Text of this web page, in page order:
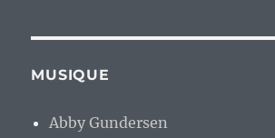
MUSIQUE
Abby Gundersen